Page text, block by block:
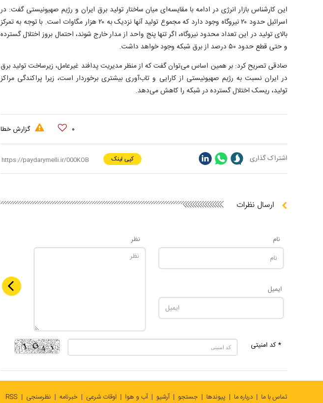
این کارشناس بازار انرژی در ادامه با مقایسه‌ای میان ساختار تولید برق ایران و رژیم صهیونیستی گفت: در
اسرائیل حدود ۲۰ نیروگاه وجود دارد که مجموع تولید آنها نزدیک به ۲۰ هزار مگاوات است. با توجه به تمرکز
بالای تولید در این تعداد محدود نیروگاه، اگر تنها پنج واحد از مدار خارج شوند، احتمال بروز اختلال گسترده
و حتی قطع حدود ۵۰ درصد از برق شبکه وجود خواهد داشت.
صادقی تصریح کرد: بر همین اساس می‌توان گفت که از منظر مدیریت پدافند غیرعامل، زیرساخت تولید برق
در ایران نسبت به رژیم صهیونیستی از کارایی و تاب‌آوری بیشتری برخوردار است، زیرا پراکندگی مراکز
تولید، ریسک اختلال گسترده در شبکه را کاهش می‌دهد.
۰ گزارش خطا
اشتراک گذاری کپی لینک
ارسال نظرات
نام
ایمیل
نظر
* کد امنیتی
تماس با ما درباره ما پیوندها جستجو آرشیو آب و هوا اوقات شرعی خبرنامه نظرسنجی RSS